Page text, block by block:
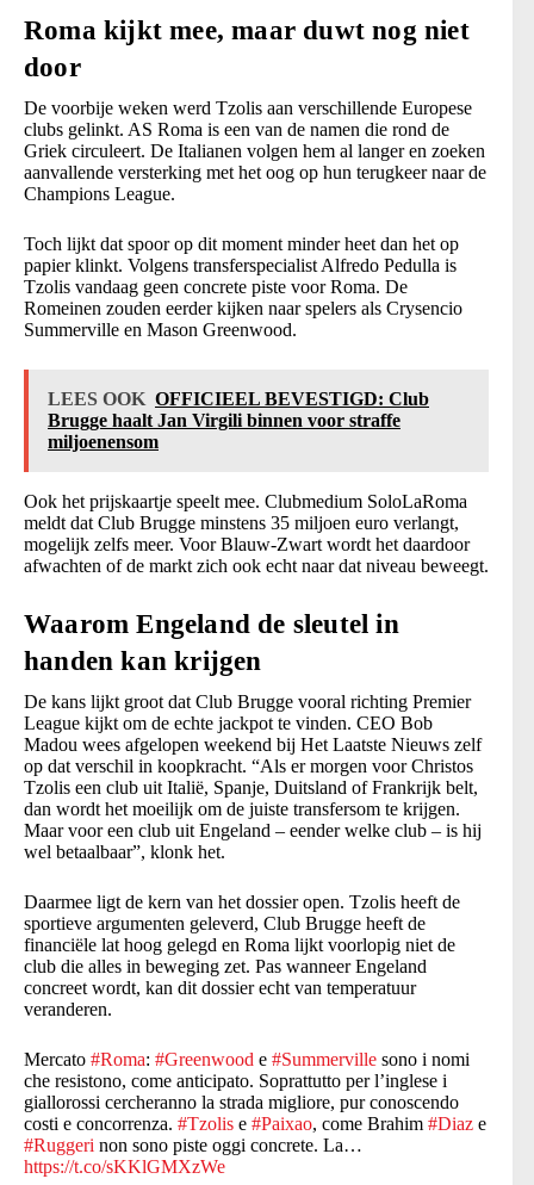
Roma kijkt mee, maar duwt nog niet
door
De voorbije weken werd Tzolis aan verschillende Europese
clubs gelinkt. AS Roma is een van de namen die rond de
Griek circuleert. De Italianen volgen hem al langer en zoeken
aanvallende versterking met het oog op hun terugkeer naar de
Champions League.
Toch lijkt dat spoor op dit moment minder heet dan het op
papier klinkt. Volgens transferspecialist Alfredo Pedulla is
Tzolis vandaag geen concrete piste voor Roma. De
Romeinen zouden eerder kijken naar spelers als Crysencio
Summerville en Mason Greenwood.
LEES OOK OFFICIEEL BEVESTIGD: Club
Brugge haalt Jan Virgili binnen voor straffe
miljoenensom
Ook het prijskaartje speelt mee. Clubmedium SoloLaRoma
meldt dat Club Brugge minstens 35 miljoen euro verlangt,
mogelijk zelfs meer. Voor Blauw-Zwart wordt het daardoor
afwachten of de markt zich ook echt naar dat niveau beweegt.
Waarom Engeland de sleutel in
handen kan krijgen
De kans lijkt groot dat Club Brugge vooral richting Premier
League kijkt om de echte jackpot te vinden. CEO Bob
Madou wees afgelopen weekend bij Het Laatste Nieuws zelf
op dat verschil in koopkracht. “Als er morgen voor Christos
Tzolis een club uit Italië, Spanje, Duitsland of Frankrijk belt,
dan wordt het moeilijk om de juiste transfersom te krijgen.
Maar voor een club uit Engeland – eender welke club – is hij
wel betaalbaar”, klonk het.
Daarmee ligt de kern van het dossier open. Tzolis heeft de
sportieve argumenten geleverd, Club Brugge heeft de
financiële lat hoog gelegd en Roma lijkt voorlopig niet de
club die alles in beweging zet. Pas wanneer Engeland
concreet wordt, kan dit dossier echt van temperatuur
veranderen.
Mercato #Roma: #Greenwood e #Summerville sono i nomi
che resistono, come anticipato. Soprattutto per l’inglese i
giallorossi cercheranno la strada migliore, pur conoscendo
costi e concorrenza. #Tzolis e #Paixao, come Brahim #Diaz e
#Ruggeri non sono piste oggi concrete. La…
https://t.co/sKKlGMXzWe